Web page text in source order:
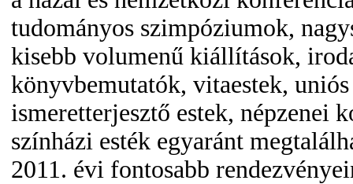
tudományos szimpóziumok,
kisebb volumenű kiállítások,
könyvbemutatók, vitaestek, uniós
ismeretterjesztő estek, népzenei
színházi esték egyaránt
2011. évi fontosabb